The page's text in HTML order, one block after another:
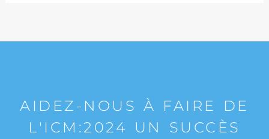
AIDEZ-NOUS À FAIRE DE
L'ICM:2024 UN SUCCÈS